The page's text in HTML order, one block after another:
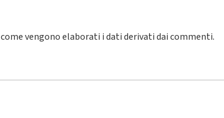
vengono elaborati i dati derivati dai commenti.